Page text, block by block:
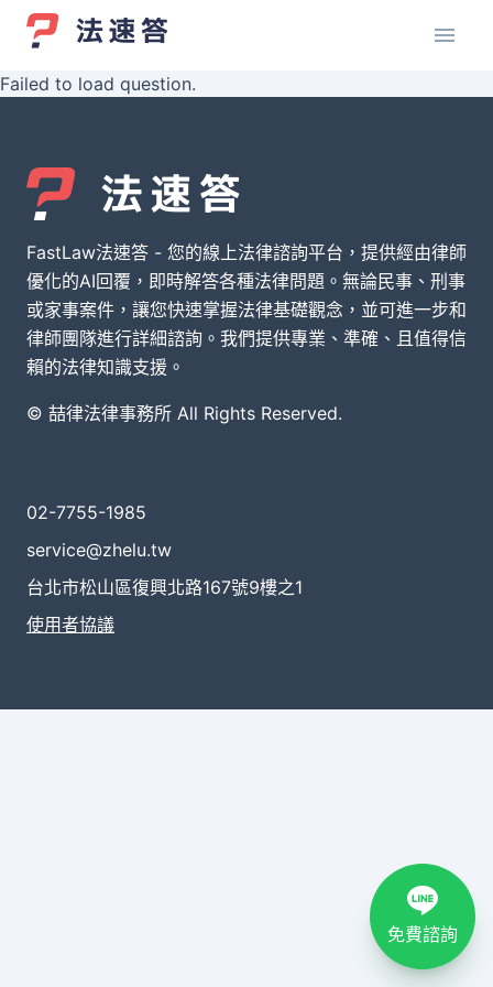
Failed to load question.
FastLaw法速答 - 您的線上法律諮詢平台，提供經由律師
優化的AI回覆，即時解答各種法律問題。無論民事、刑事
或家事案件，讓您快速掌握法律基礎觀念，並可進一步和
律師團隊進行詳細諮詢。我們提供專業、準確、且值得信
賴的法律知識支援。
© 喆律法律事務所 All Rights Reserved.
02-7755-1985
service@zhelu.tw
台北市松山區復興北路167號9樓之1
使用者協議
免費諮詢